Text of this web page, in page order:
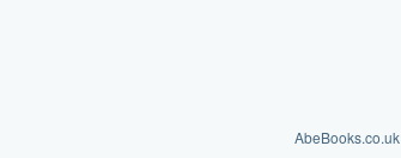
AbeBooks.co.uk